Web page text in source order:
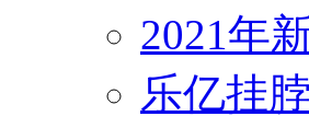
2021年
乐亿挂